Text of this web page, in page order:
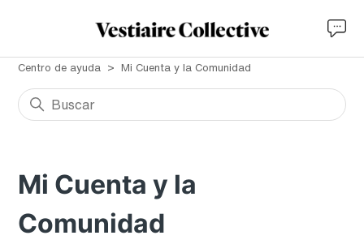
Centro de ayuda Mi Cuenta y la Comunidad
Mi Cuenta y la
Comunidad